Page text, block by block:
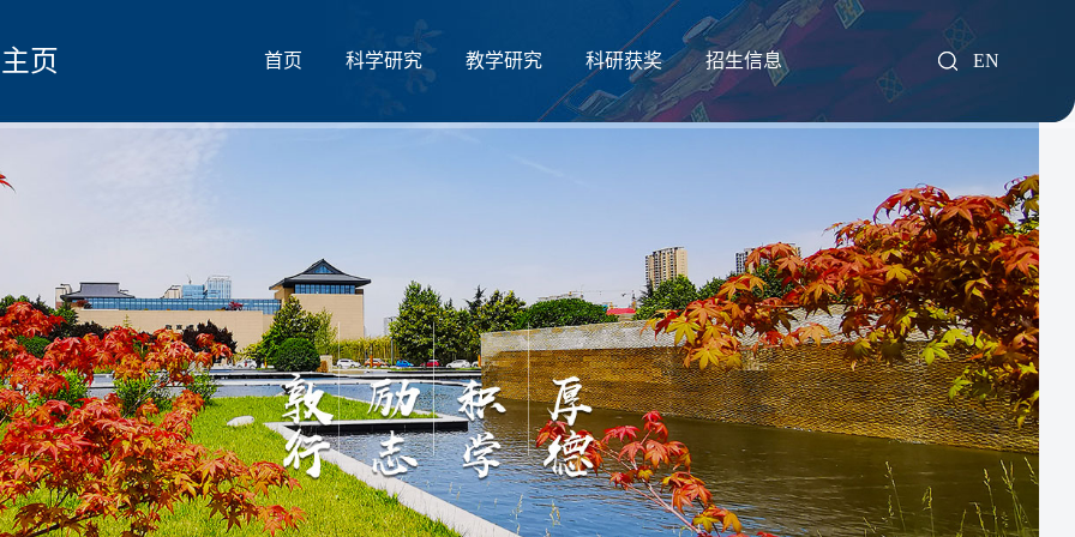
页 首页 科学研究 教学研究 科研获奖 招生信息 EN